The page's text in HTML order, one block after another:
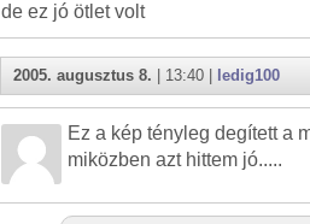
de ez jó ötlet volt
2005. augusztus 8. | 13:40 | ledig100
Ez a kép tényleg degített a
miközben azt hittem jó.....